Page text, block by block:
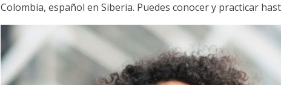
Colombia, español en Siberia. Puedes conocer y practicar